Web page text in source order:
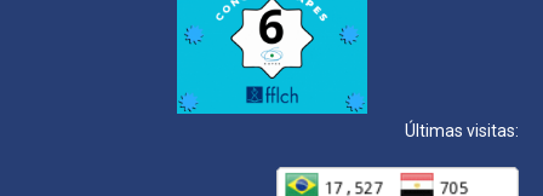
Últimas visitas: